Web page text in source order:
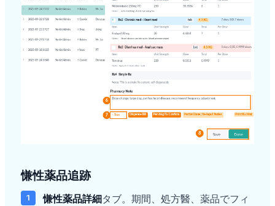
慊性薬品追跡
慊性薬品詳細タブ。期間、処方醫、薬品でフィ